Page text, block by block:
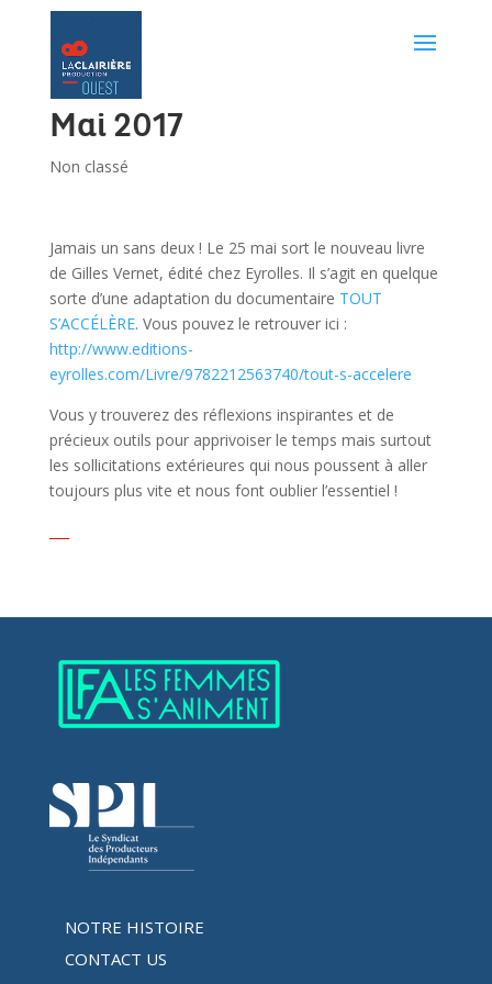
Mai 2017
Non classé
Jamais un sans deux ! Le 25 mai sort le nouveau livre
de Gilles Vernet, édité chez Eyrolles. Il s’agit en quelque
sorte d’une adaptation du documentaire TOUT
S’ACCÉLÈRE. Vous pouvez le retrouver ici :
http://www.editions-
eyrolles.com/Livre/9782212563740/tout-s-accelere
Vous y trouverez des réflexions inspirantes et de
précieux outils pour apprivoiser le temps mais surtout
les sollicitations extérieures qui nous poussent à aller
toujours plus vite et nous font oublier l’essentiel !
NOTRE HISTOIRE
CONTACT US